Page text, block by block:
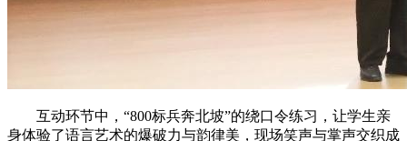
互动环节中，“800标兵奔北坡”的绕口令练习，让学生亲
身体验了语言艺术的爆破力与韵律美，现场笑声与掌声交织成